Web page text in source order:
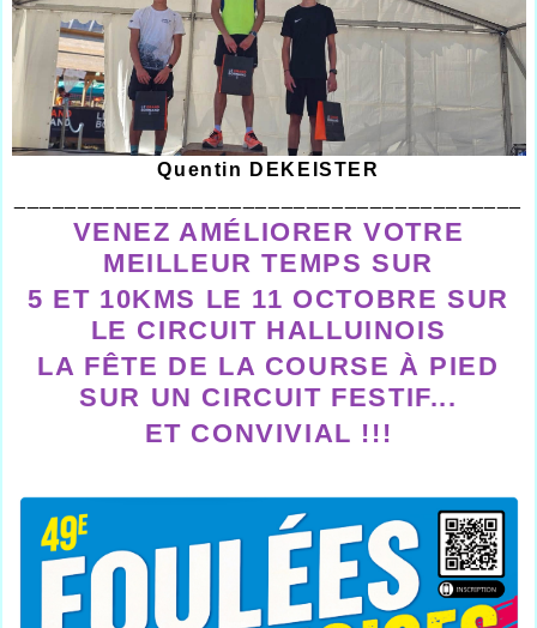
Quentin DEKEISTER
VENEZ AMÉLIORER VOTRE
MEILLEUR TEMPS SUR
5 ET 10KMS LE 11 OCTOBRE SUR
LE CIRCUIT HALLUINOIS
LA FÊTE DE LA COURSE À PIED
SUR UN CIRCUIT FESTIF...
ET CONVIVIAL !!!